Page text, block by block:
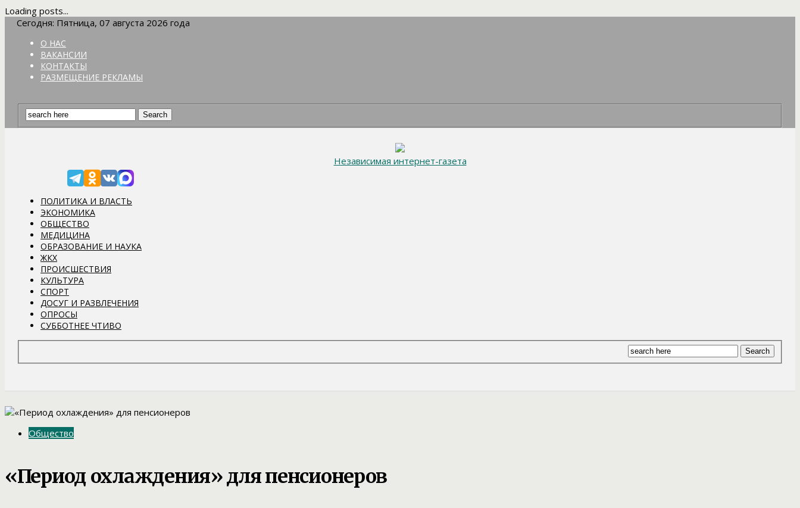
Loading posts...
Сегодня: Пятница, 07 августа 2026 года
О НАС
ВАКАНСИИ
КОНТАКТЫ
РАЗМЕЩЕНИЕ РЕКЛАМЫ
Независимая интернет-газета
ПОЛИТИКА И ВЛАСТЬ
ЭКОНОМИКА
ОБЩЕСТВО
МЕДИЦИНА
ОБРАЗОВАНИЕ И НАУКА
ЖКХ
ПРОИСШЕСТВИЯ
КУЛЬТУРА
СПОРТ
ДОСУГ И РАЗВЛЕЧЕНИЯ
ОПРОСЫ
СУББОТНЕЕ ЧТИВО
Общество
«Период охлаждения» для пенсионеров